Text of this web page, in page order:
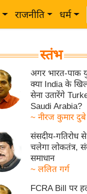
राजनीति धर्म
स्तंभ
अगर भारत-पाक
क्या India के
सेना उतारेंगे
Saudi Arabia?
~ नीरज कुमार दुबे
संसदीय-गतिरोध
चलेगा लोकतंत्र,
समाधान
~ ललित गर्ग
FCRA Bill पर